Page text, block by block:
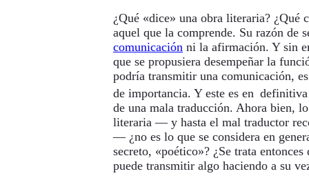
¿Qué «dice» una obra literaria? ¿Qué
aquel que la comprende. Su razón de
comunicación ni la afirmación. Y sin
que se propusiera desempeñar la
podría transmitir una comunicación,
de importancia. Y este es en definitiva
de una mala traducción. Ahora bien,
literaria — y hasta el mal traductor
— ¿no es lo que se considera en
secreto, «poético»? ¿Se trata
puede transmitir algo haciendo a su